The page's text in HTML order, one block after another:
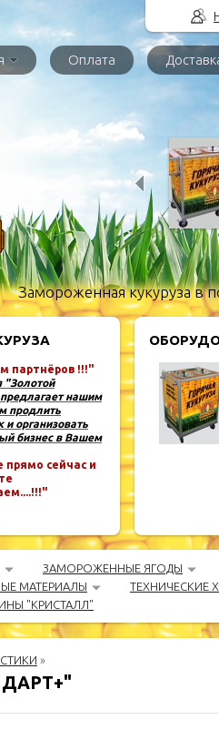
Оплата
Замороженная кукуруза в
партнёров !!!"
"Золотой
нашим
продлить
и организовать
бизнес в Вашем
прямо сейчас и
ЗАМОРОЖЕННЫЕ ЯГОДЫ
МАТЕРИАЛЫ ТЕХНИЧЕСКИЕ
"КРИСТАЛЛ"
»